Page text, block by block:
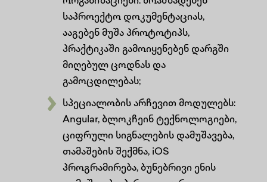
საპროექტო დოკუმენტაციას,
ააგებენ მუშა პროტოტიპს,
პრაქტიკაში გამოიყენებენ დარგში
მიღებულ ცოდნას და
გამოცდილებას;
სპეციალობის არჩევით მოდულებს:
Angular, ბლოკჩეინ ტექნოლოგიები,
ციფრული სიგნალების დამუშავება,
თამაშების შექმნა, iOS
პროგრამირება, ბუნებრივი ენის